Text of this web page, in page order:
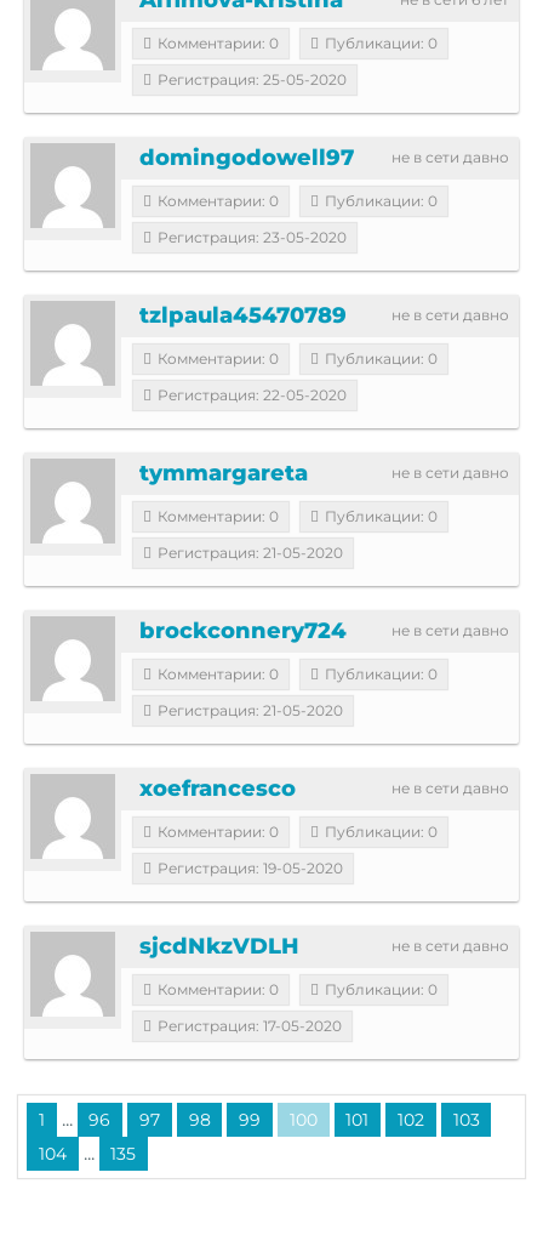
Комментарии: 0
Публикации: 0
Регистрация: 25-05-2020
не в сети давно
domingodowell97
Комментарии: 0
Публикации: 0
Регистрация: 23-05-2020
не в сети давно
tzlpaula45470789
Комментарии: 0
Публикации: 0
Регистрация: 22-05-2020
не в сети давно
tymmargareta
Комментарии: 0
Публикации: 0
Регистрация: 21-05-2020
не в сети давно
brockconnery724
Комментарии: 0
Публикации: 0
Регистрация: 21-05-2020
не в сети давно
xoefrancesco
Комментарии: 0
Публикации: 0
Регистрация: 19-05-2020
не в сети давно
sjcdNkzVDLH
Комментарии: 0
Публикации: 0
Регистрация: 17-05-2020
1 ... 96 97 98 99 100 101 102
103
104
... 135